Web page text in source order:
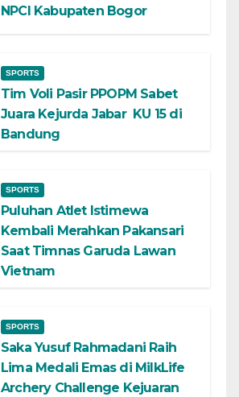
NPCI Kabupaten Bogor
SPORTS
Tim Voli Pasir PPOPM Sabet
Juara Kejurda Jabar KU 15 di
Bandung
SPORTS
Puluhan Atlet Istimewa
Kembali Merahkan Pakansari
Saat Timnas Garuda Lawan
Vietnam
SPORTS
Saka Yusuf Rahmadani Raih
Lima Medali Emas di MilkLife
Archery Challenge Kejuaran